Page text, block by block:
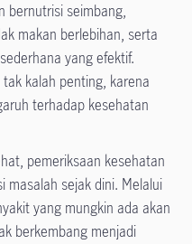
bernutrisi seimbang,
makan berlebihan, serta
yang efektif.
kalah penting, karena
terhadap kesehatan
pemeriksaan kesehatan
masalah sejak dini. Melalui
yang mungkin ada akan
berkembang menjadi